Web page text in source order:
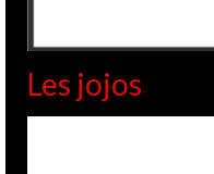
Les jojos